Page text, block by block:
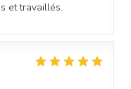
et travaillés.